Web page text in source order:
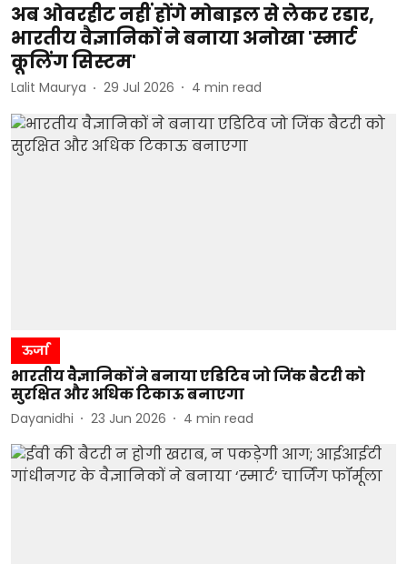
अब ओवरहीट नहीं होंगे मोबाइल से लेकर रडार,
भारतीय वैज्ञानिकों ने बनाया अनोखा 'स्मार्ट
कूलिंग सिस्टम'
Lalit Maurya 29 Jul 2026 4 min read
ऊर्जा
भारतीय वैज्ञानिकों ने बनाया एडिटिव जो जिंक बैटरी को
सुरक्षित और अधिक टिकाऊ बनाएगा
Dayanidhi 23 Jun 2026 4 min read